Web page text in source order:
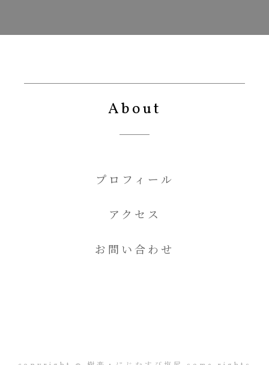
About
プロフィール
アクセス
お問い合わせ